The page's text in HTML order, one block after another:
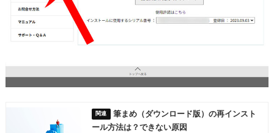
筆まめ（ダウンロード版）の再インスト
ール方法は？できない原因